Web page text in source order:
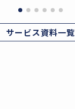
サービス資料一覧